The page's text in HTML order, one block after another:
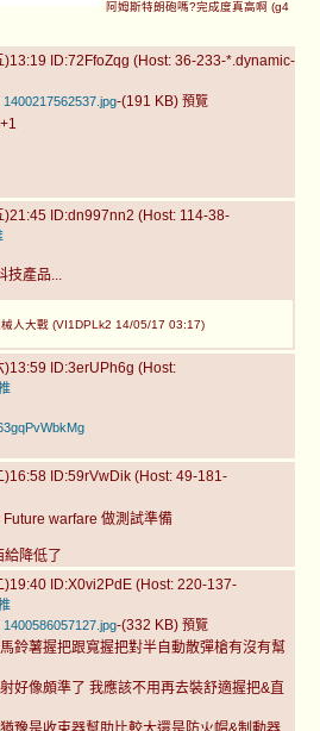
阿姆斯特朗砲嗎?完成度真高啊 (g4
)13:19 ID:72FfoZqg (Host: 36-233-*.dynamic-
1400217562537.jpg-(191 KB) 預覽
)21:45 ID:dn997nn2 (Host: 114-38-
技產品...
人大戰 (VI1DPLk2 14/05/17 03:17)
)13:59 ID:3erUPh6g (Host:
)16:58 ID:59rVwDik (Host: 49-181-
warfare 做測試準備
降低了
)19:40 ID:X0vi2PdE (Host: 220-137-
1400586057127.jpg-(332 KB) 預覽
鈴薯握把跟寬握把對半自動散彈槍有沒有幫
好像頗準了 我應該不用再去裝舒適握把&直